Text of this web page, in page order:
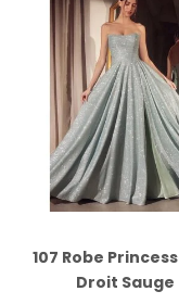
107 Robe
Droit Sauge